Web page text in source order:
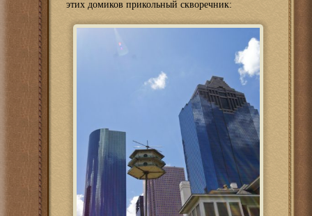
этих домиков прикольный скворечник: